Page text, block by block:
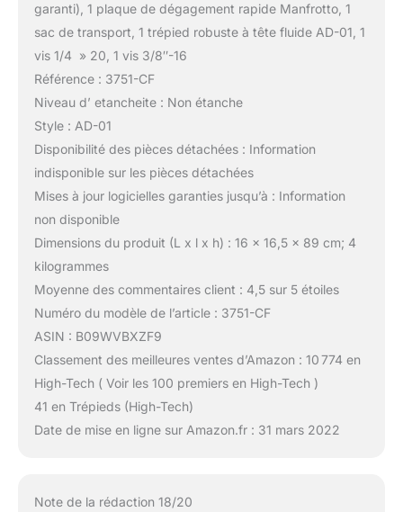
garanti), 1 plaque de dégagement rapide Manfrotto, 1
sac de transport, 1 trépied robuste à tête fluide AD-01, 1
vis 1/4 » 20, 1 vis 3/8″-16
Référence : 3751-CF
Niveau d’ etancheite : Non étanche
Style : AD-01
Disponibilité des pièces détachées : Information
indisponible sur les pièces détachées
Mises à jour logicielles garanties jusqu’à : Information
non disponible
Dimensions du produit (L x l x h) : 16 x 16,5 x 89 cm; 4
kilogrammes
Moyenne des commentaires client : 4,5 sur 5 étoiles
Numéro du modèle de l’article : 3751-CF
ASIN : B09WVBXZF9
Classement des meilleures ventes d’Amazon : 10 774 en
High-Tech ( Voir les 100 premiers en High-Tech )
41 en Trépieds (High-Tech)
Date de mise en ligne sur Amazon.fr : 31 mars 2022
Note de la rédaction 18/20